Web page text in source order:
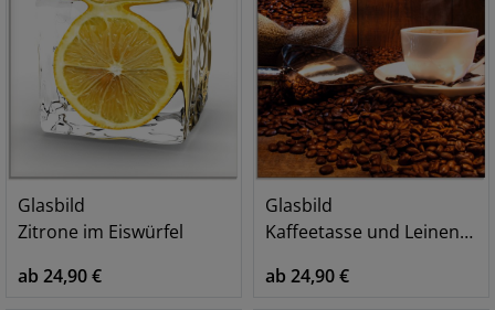
Glasbild
Zitrone im Eiswürfel
ab 24,90 €
Glasbild
Kaffeetasse und Leinensack auf Tisch
ab 24,90 €